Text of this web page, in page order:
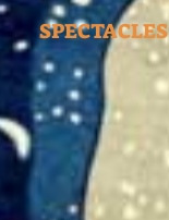
SPECTACLES